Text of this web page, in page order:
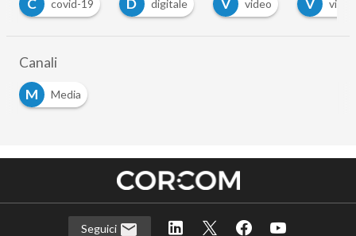
19 digitale video virtual reality
Canali
M
Media
Seguici